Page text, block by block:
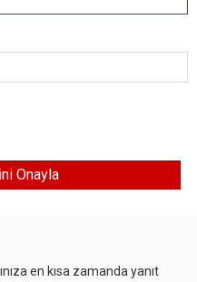
en kısa zamanda yanıt